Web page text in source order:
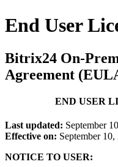
End User
Bitrix24 On-
Agreement
END USER
Last updated: September
Effective on: September 10,
NOTICE TO USER: